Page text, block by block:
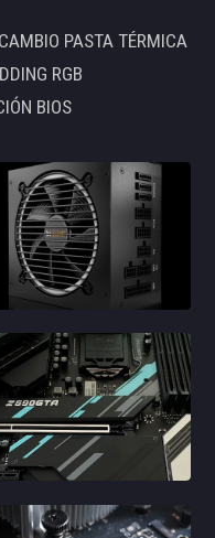
PASTA TÉRMICA
RGB
BIOS